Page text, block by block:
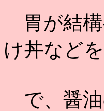
胃が結構
け丼などを
で、醤油